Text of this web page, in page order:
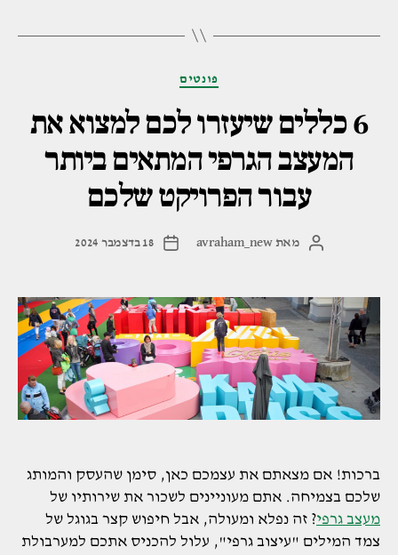
ריהל
ההדפסה
העברית"
קטגוריותפונטים
6 כללים שיעזרו לכם למצוא את
המעצב הגרפי המתאים ביותר
עבור הפרויקט שלכם
המחבר
מאתavraham_new
תאריך
18 בדצמבר 2024
ברכות! אם מצאתם את עצמכם כאן, סימן שהעסק והמותג
שלכם בצמיחה. אתם מעוניינים לשכור את שירותיו של
מעצב גרפי? זה נפלא ומעולה, אבל חיפוש קצר בגוגל של
צמד המילים "עיצוב גרפי", עלול להכניס אתכם למערבולת